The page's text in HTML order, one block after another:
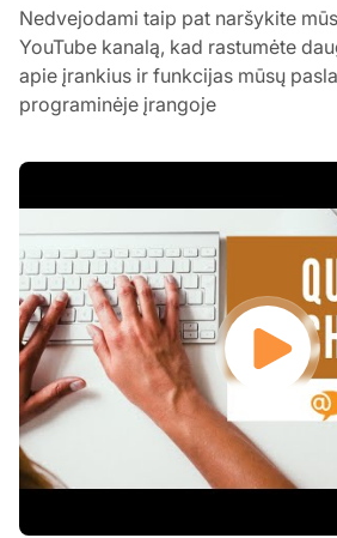
Nedvejodami taip pat naršykite
YouTube kanalą, kad rastumėte
apie įrankius ir funkcijas mūsų
programinėje įrangoje